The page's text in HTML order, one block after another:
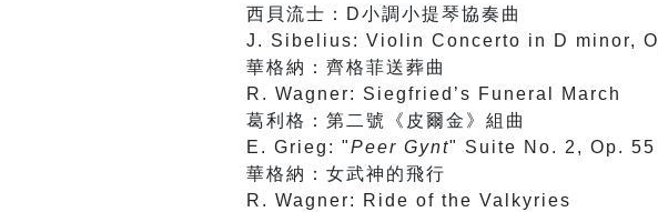
西貝流士：D小調小提琴協奏曲
J. Sibelius: Violin Concerto in D minor,
華格納：齊格菲送葬曲
R. Wagner: Siegfried’s Funeral March
葛利格：第二號《皮爾金》組曲
E. Grieg: "Peer Gynt" Suite No. 2, Op. 55
華格納：女武神的飛行
R. Wagner: Ride of the Valkyries